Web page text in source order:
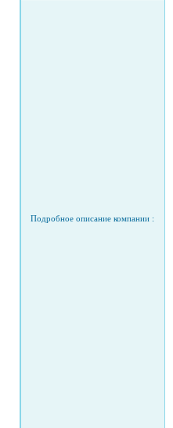
Подробное описание компании :